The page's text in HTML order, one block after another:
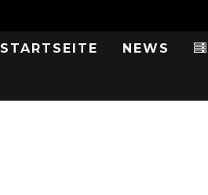
STARTSEITE NEWS